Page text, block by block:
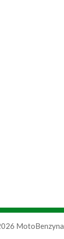
MotoBenzyna